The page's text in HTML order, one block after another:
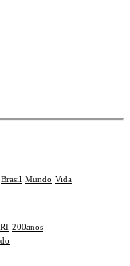
Brasil Mundo Vida
200anos